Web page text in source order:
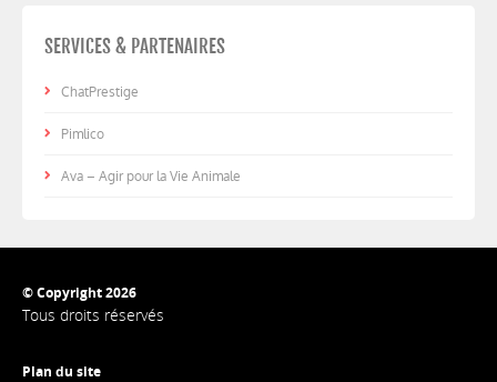
SERVICES & PARTENAIRES
ChatPrestige
Pimlico
Ava – Agir pour la Vie Animale
© Copyright 2026
Tous droits réservés
Plan du site